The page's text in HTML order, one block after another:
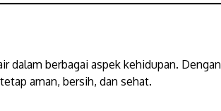
dalam berbagai aspek kehidupan. Dengan
aman, bersih, dan sehat.